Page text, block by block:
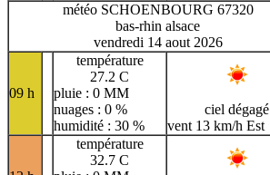
météo SCHOENBOURG 67320
bas-rhin alsace
vendredi 14 aout 2026
09 h
température
27.2 C
pluie : 0 MM
nuages : 0 %
humidité : 30 %
ciel dégagé
vent 13 km/h Est
température
32.7 C